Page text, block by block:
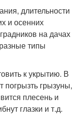
длительности
и осенних
на дачах
типы
к укрытию. В
погрызть грызуны,
плесень и
глазки и т.д.